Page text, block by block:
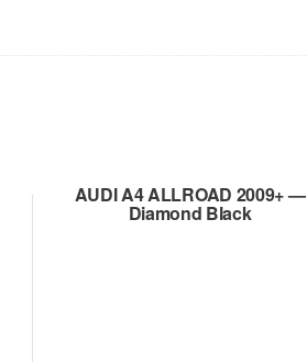
AUDI A4 ALLROAD 2009+ —
Diamond Black